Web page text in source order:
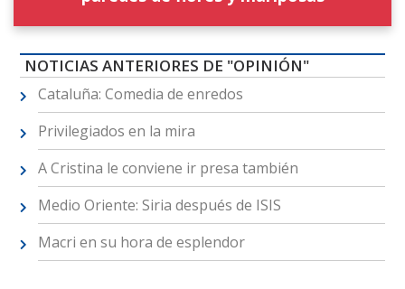
NOTICIAS ANTERIORES DE "OPINIÓN"
Cataluña: Comedia de enredos
Privilegiados en la mira
A Cristina le conviene ir presa también
Medio Oriente: Siria después de ISIS
Macri en su hora de esplendor